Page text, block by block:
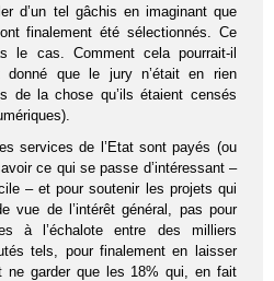
d’un tel gâchis en imaginant que
finalement été sélectionnés. Ce
le cas. Comment cela pourrait-il
donné que le jury n’était en rien
de la chose qu’ils étaient censés
services de l’Etat sont payés (ou
ce qui se passe d’intéressant –
– et pour soutenir les projets qui
vue de l’intérêt général, pas pour
à l’échalote entre des milliers
tels, pour finalement en laisser
ne garder que les 18% qui, en fait